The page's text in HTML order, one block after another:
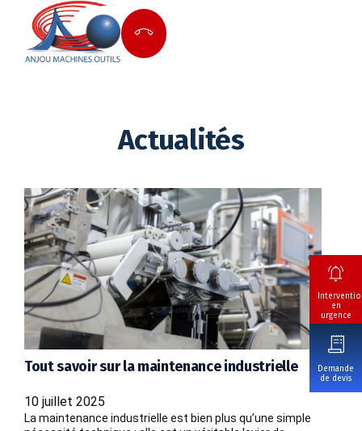
en
urgence
Demande
de devis
Actualités
Tout savoir sur la maintenance industrielle
10 juillet 2025
La maintenance industrielle est bien plus qu’une simple